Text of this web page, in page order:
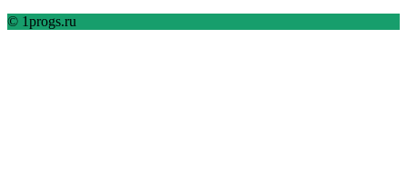
© 1progs.ru